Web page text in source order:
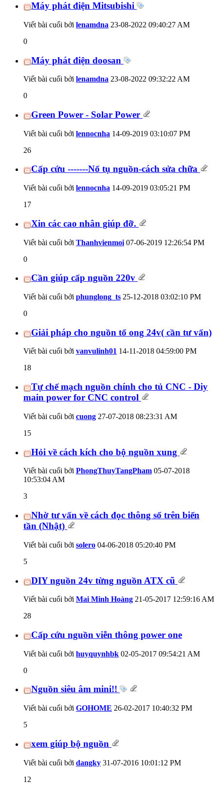
Máy phát điện Mitsubishi
Viết bài cuối bởi lenamdna 23-08-2022 09:40:27 AM
0
Máy phát điện doosan
Viết bài cuối bởi lenamdna 23-08-2022 09:32:22 AM
0
Green Power - Solar Power
Viết bài cuối bởi lennocnha 14-09-2019 03:10:07 PM
26
Cấp cứu -------Nổ tụ nguồn-cách sửa chữa
Viết bài cuối bởi lennocnha 14-09-2019 03:05:21 PM
17
Xin các cao nhân giúp đỡ.
Viết bài cuối bởi Thanhvienmoi 07-06-2019 12:26:54 PM
0
Cần giúp cấp nguồn 220v
Viết bài cuối bởi phunglong_ts 25-12-2018 03:02:10 PM
0
Giải pháp cho nguồn tổ ong 24v( cần tư vấn)
Viết bài cuối bởi vanvulinh01 14-11-2018 04:59:00 PM
18
Tự chế mạch nguồn chính cho tủ CNC - Diy
main power for CNC control
Viết bài cuối bởi cuong 27-07-2018 08:23:31 AM
15
Hỏi về cách kích cho bộ nguồn xung
Viết bài cuối bởi PhongThuyTangPham 05-07-2018
10:53:04 AM
3
Nhờ tư vấn về cách đọc thông số trên biến
tần (Nhật)
Viết bài cuối bởi solero 04-06-2018 05:20:40 PM
5
DIY nguồn 24v từng nguồn ATX cũ
Viết bài cuối bởi Mai Minh Hoàng 21-05-2017 12:59:16 AM
28
Cấp cứu nguồn viễn thông power one
Viết bài cuối bởi huyquynhbk 02-05-2017 09:54:21 AM
0
Nguồn siêu âm mini!!
Viết bài cuối bởi GOHOME 26-02-2017 10:40:32 PM
5
xem giúp bộ nguồn
Viết bài cuối bởi dangky 31-07-2016 10:01:12 PM
12